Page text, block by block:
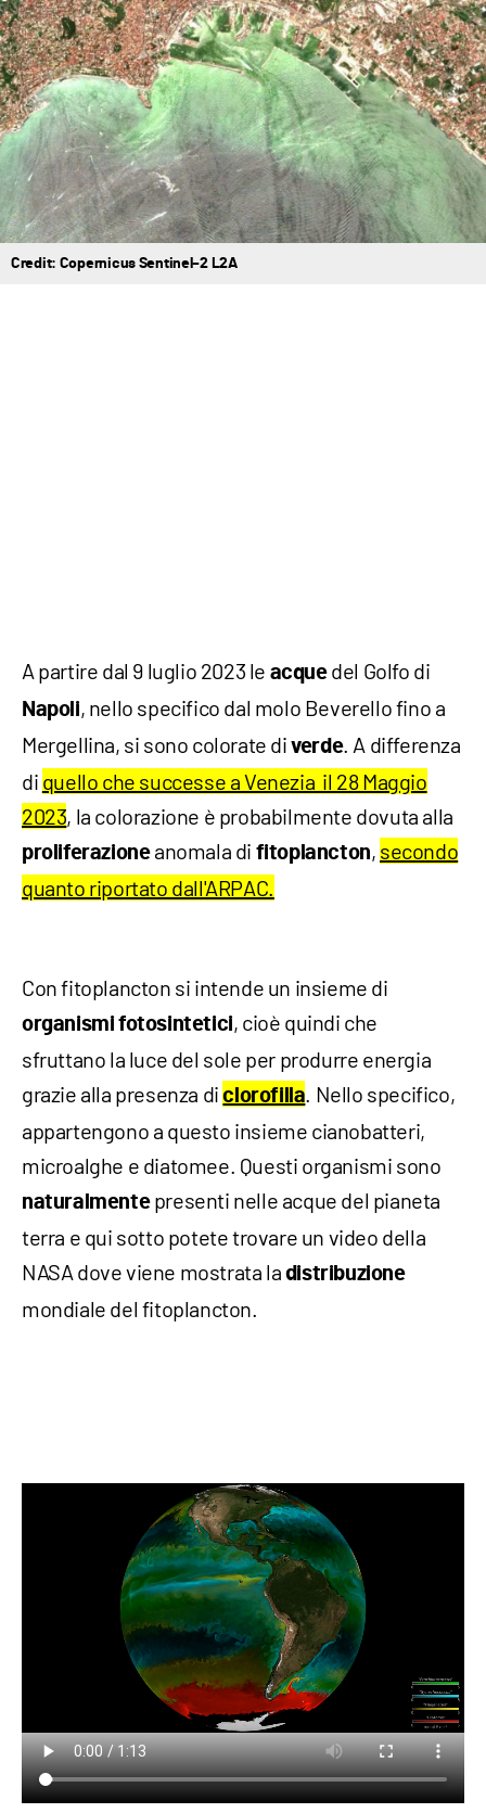
Credit: Copernicus Sentinel–2 L2A
A partire dal 9 luglio 2023 le acquedel Golfo di
Napoli, nello specifico dal molo Beverello fino a
Mergellina, si sono colorate diverde. A differenza
di quello che successe a Venezia il 28 Maggio
2023, la colorazione è probabilmente dovuta alla
proliferazioneanomala di fitoplancton, secondo
quanto riportato dall'ARPAC.
Con fitoplancton si intende un insieme di
organismi fotosintetici, cioè quindi che
sfruttano la luce del sole per produrre energia
grazie alla presenza diclorofilla. Nello specifico,
appartengono a questo insieme cianobatteri,
microalghe e diatomee. Questi organismi sono
naturalmentepresenti nelle acque del pianeta
terra e qui sotto potete trovare un video della
NASA dove viene mostrata la distribuzione
mondiale del fitoplancton.